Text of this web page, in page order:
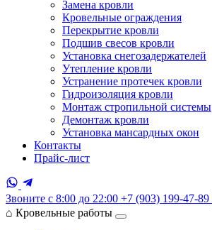
Замена кровли
Кровельные ограждения
Перекрытие кровли
Подшив свесов кровли
Установка снегозадержателей
Утепление кровли
Устранение протечек кровли
Гидроизоляция кровли
Монтаж стропильной системы
Демонтаж кровли
Установка мансардных окон
Контакты
Прайс-лист
Звоните с 8:00 до 22:00 +7 (903) 199-47-89
⌂ Кровельные работы